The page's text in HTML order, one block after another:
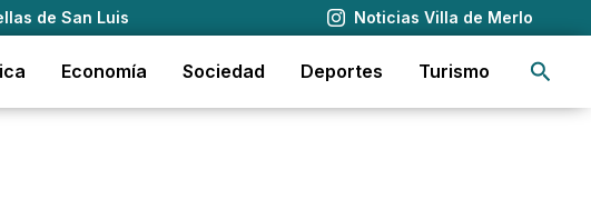
de San Luis Noticias Villa de Merlo
Economía Sociedad Deportes Turismo